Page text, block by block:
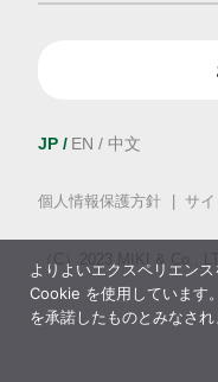
JP EN 中文
個人情報保護方針 サ
（C）2023 MIKI & Co.,
よりよいエクスペリエン
Cookie を使用しています
を承諾したものとみなされ